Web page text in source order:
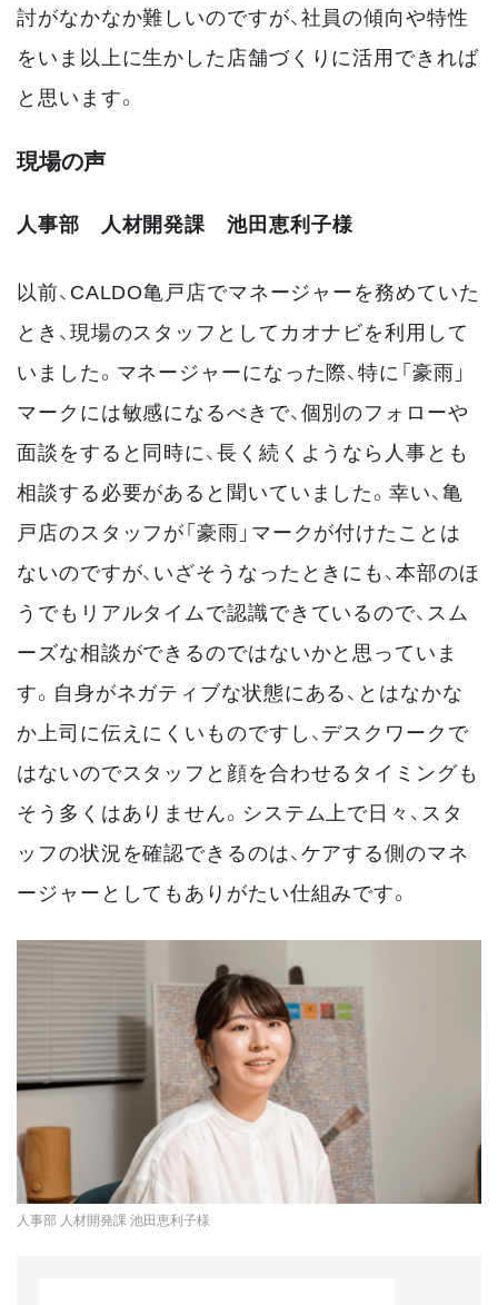
討がなかなか難しいのですが、社員の傾向や特性
をいま以上に生かした店舗づくりに活用できれば
と思います。
現場の声
人事部 人材開発課 池田恵利子様
以前、CALDO亀戸店でマネージャーを務めていた
とき、現場のスタッフとしてカオナビを利用して
いました。マネージャーになった際、特に「豪雨」
マークには敏感になるべきで、個別のフォローや
面談をすると同時に、長く続くようなら人事とも
相談する必要があると聞いていました。幸い、亀
戸店のスタッフが「豪雨」マークが付けたことは
ないのですが、いざそうなったときにも、本部のほ
うでもリアルタイムで認識できているので、スム
ーズな相談ができるのではないかと思っていま
す。自身がネガティブな状態にある、とはなかな
か上司に伝えにくいものですし、デスクワークで
はないのでスタッフと顔を合わせるタイミングも
そう多くはありません。システム上で日々、スタ
ッフの状況を確認できるのは、ケアする側のマネ
ージャーとしてもありがたい仕組みです。
人事部 人材開発課 池田恵利子様